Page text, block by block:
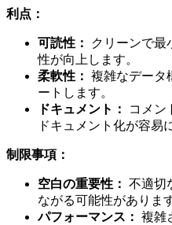
利点：
可読性：
クリーンで最
性が向上します。
柔軟性： 複雑なデータ
ートします。
ドキュメント：
コメン
ドキュメント化が容易
制限事項：
空白の重要性： 不適切
ながる可能性がありま
パフォーマンス： 複雑